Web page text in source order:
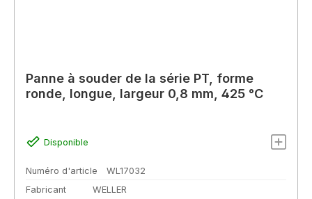
Panne à souder de la série PT, forme
ronde, longue, largeur 0,8 mm, 425 °C
Disponible
Numéro d'article
WL17032
Fabricant
WELLER